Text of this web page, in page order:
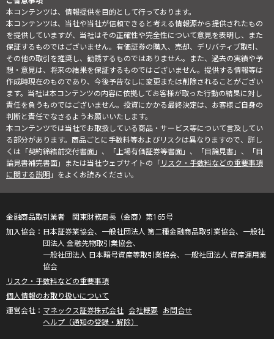
本コンテンツは、情報提供を目的として行っております。
本コンテンツは、当社や当社が信頼できると考える情報源から提供されたもの
を提供していますが、当社はその正確性や完全性について意見を表明し、また
保証するものではございません。有価証券の購入、売却、デリバティブ取引、
その他の取引を推奨し、勧誘するものではありません。また、過去の実績や予
想・意見は、将来の結果を保証するものではございません。提供する情報等は
作成時現在のものであり、今後予告なしに変更または削除されることがござい
ます。当社は本コンテンツの内容に依拠してお客様が取った行動の結果に対し
責任を負うものではございません。投資にかかる最終決定は、お客様ご自身の
判断と責任でなさるようお願いいたします。
本コンテンツでは当社でお取扱している商品・サービス等について言及してい
る部分があります。商品ごとに手数料等およびリスクは異なりますので、詳し
くは「契約締結前交付書面」、「上場有価証券等書面」、「目論見書」、「目
論見書補完書面」または当社ウェブサイトの「リスク・手数料などの重要事項
に関する説明」をよくお読みください。
金融商品取引業者 関東財務局長（金商）第165号
日本証券業協会、一般社団法人 第二種金融商品取引業協会、一般社
団法人 金融先物取引業協会、
一般社団法人 日本暗号資産等取引業協会、一般社団法人 資産運用業
協会
リスク・手数料などの重要事項
個人情報のお取り扱いについて
マネックス証券株式会社 会社概要 お問合せ
ヘルプ（通知の登録・解除）